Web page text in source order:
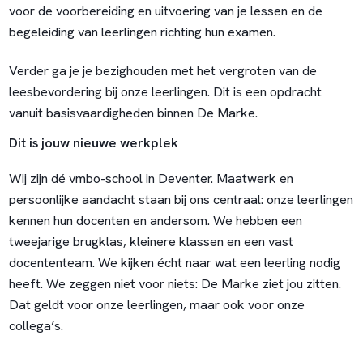
voor de voorbereiding en uitvoering van je lessen en de
begeleiding van leerlingen richting hun examen.
Verder ga je je bezighouden met het vergroten van de
leesbevordering bij onze leerlingen. Dit is een opdracht
vanuit basisvaardigheden binnen De Marke.
Dit is jouw nieuwe werkplek
Wij zijn dé vmbo-school in Deventer. Maatwerk en
persoonlijke aandacht staan bij ons centraal: onze leerlingen
kennen hun docenten en andersom. We hebben een
tweejarige brugklas, kleinere klassen en een vast
docententeam. We kijken écht naar wat een leerling nodig
heeft. We zeggen niet voor niets: De Marke ziet jou zitten.
Dat geldt voor onze leerlingen, maar ook voor onze
collega’s.